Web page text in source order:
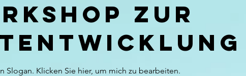
zur
Slogan. Klicken Sie hier, um mich zu bearbeiten.